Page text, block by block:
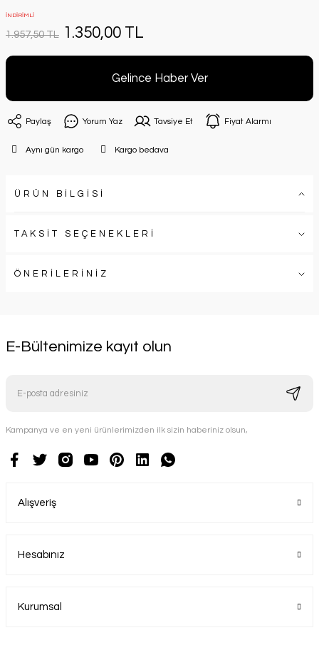
İNDİRİMLİ
1.957,50 TL 1.350,00 TL
Gelince Haber Ver
Paylaş Yorum Yaz Tavsiye Et Fiyat Alarmı
Aynı gün kargo Kargo bedava
ÜRÜN BİLGİSİ
TAKSİT SEÇENEKLERİ
ÖNERİLERİNİZ
E-Bültenimize kayıt olun
Kampanya ve en yeni ürünlerimizden ilk sizin haberiniz olsun,
Alışveriş
Hesabınız
Kurumsal